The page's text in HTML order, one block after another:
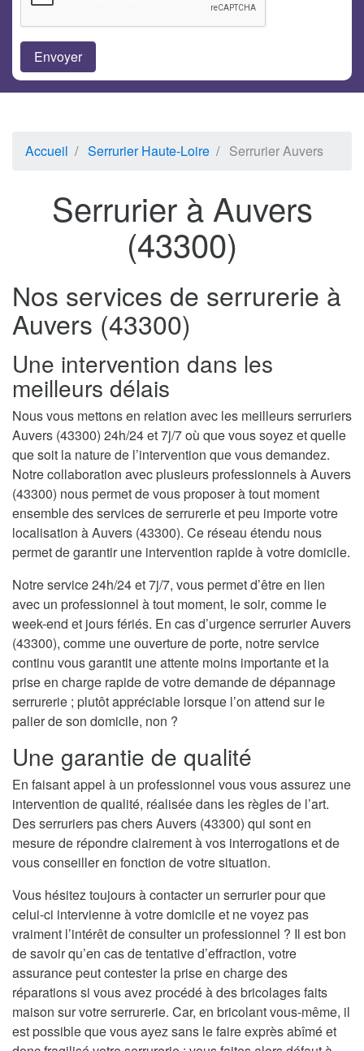
Accueil Serrurier Haute-Loire Serrurier Auvers
Serrurier à Auvers
(43300)
Nos services de serrurerie à
Auvers (43300)
Une intervention dans les
meilleurs délais
Nous vous mettons en relation avec les meilleurs serruriers
Auvers (43300) 24h/24 et 7j/7 où que vous soyez et quelle
que soit la nature de l’intervention que vous demandez.
Notre collaboration avec plusieurs professionnels à Auvers
(43300) nous permet de vous proposer à tout moment
ensemble des services de serrurerie et peu importe votre
localisation à Auvers (43300). Ce réseau étendu nous
permet de garantir une intervention rapide à votre domicile.
Notre service 24h/24 et 7j/7, vous permet d’être en lien
avec un professionnel à tout moment, le soir, comme le
week-end et jours fériés. En cas d’urgence serrurier Auvers
(43300), comme une ouverture de porte, notre service
continu vous garantit une attente moins importante et la
prise en charge rapide de votre demande de dépannage
serrurerie ; plutôt appréciable lorsque l’on attend sur le
palier de son domicile, non ?
Une garantie de qualité
En faisant appel à un professionnel vous vous assurez une
intervention de qualité, réalisée dans les règles de l’art.
Des serruriers pas chers Auvers (43300) qui sont en
mesure de répondre clairement à vos interrogations et de
vous conseiller en fonction de votre situation.
Vous hésitez toujours à contacter un serrurier pour que
celui-ci intervienne à votre domicile et ne voyez pas
vraiment l’intérêt de consulter un professionnel ? Il est bon
de savoir qu’en cas de tentative d’effraction, votre
assurance peut contester la prise en charge des
réparations si vous avez procédé à des bricolages faits
maison sur votre serrurerie. Car, en bricolant vous-même, il
est possible que vous ayez sans le faire exprès abîmé et